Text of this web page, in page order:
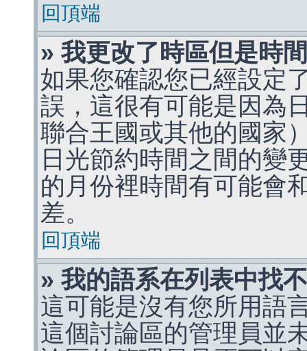
回頂端
» 我更改了時區但是時
如果您確認您已經設定
誤，這很有可能是因為
聯合王國或其他的國家
日光節約時間之間的變
的月份裡時間有可能會
差。
回頂端
» 我的語系在列表中找
這可能是沒有您所用語
這個討論區的管理員並